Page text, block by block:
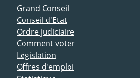
ACCÈS DIRECT
Grand Conseil
Conseil d'Etat
Ordre judiciaire
Comment voter
Législation
Offres d'emploi